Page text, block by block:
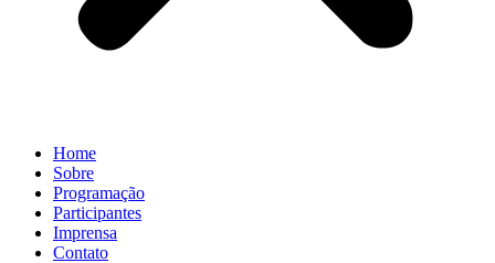
Home
Sobre
Programação
Participantes
Imprensa
Contato